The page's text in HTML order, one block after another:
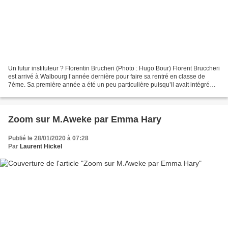
Un futur instituteur ? Florentin Brucheri (Photo : Hugo Bour) Florent Bruccheri
est arrivé à Walbourg l’année dernière pour faire sa rentré en classe de
7ème. Sa première année a été un peu particulière puisqu’il avait intégré
Zoom sur M.Aweke par Emma Hary
Publié le 28/01/2020 à 07:28
Par Laurent Hickel